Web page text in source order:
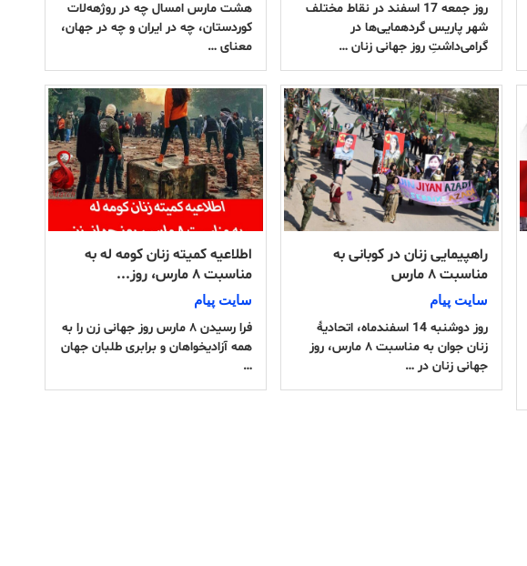
روز جمعه 17 اسفند در نقاط مختلف
شهر پاریس گردهمایی‌ها در
گرامی‌داشتِ روز جهانی زنان …
هشت مارس امسال چه در روژهه‌لات
کوردستان، چه در ایران و چه در جهان،
معنای …
راهپیمایی زنان در کوبانی به
مناسبت ۸ مارس
سایت پیام
روز دوشنبه 14 اسفندماه، اتحادیهٔ
زنان جوان به مناسبت ۸ مارس، روز
جهانی زنان در …
اطلاعیه کمیته زنان کومه له به
مناسبت ۸ مارس، روز...
سایت پیام
فرا رسیدن ۸ مارس روز جهانی زن را به
همه آزادیخواهان و برابری طلبان جهان
…